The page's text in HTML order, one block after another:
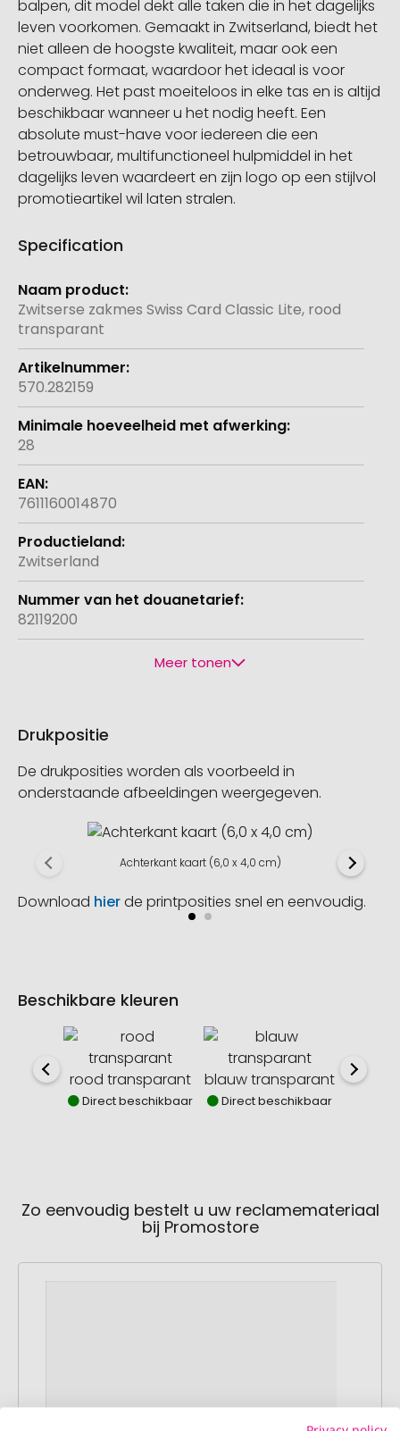
balpen, dit model dekt alle taken die in het dagelijks
leven voorkomen. Gemaakt in Zwitserland, biedt het
niet alleen de hoogste kwaliteit, maar ook een
compact formaat, waardoor het ideaal is voor
onderweg. Het past moeiteloos in elke tas en is altijd
beschikbaar wanneer u het nodig heeft. Een
absolute must-have voor iedereen die een
betrouwbaar, multifunctioneel hulpmiddel in het
dagelijks leven waardeert en zijn logo op een stijlvol
promotieartikel wil laten stralen.
Specification
Meer
informatie
Zwitserse zakmes Swiss Card Classic Lite, rood
transparant
570.282159
28
7611160014870
Zwitserland
82119200
Meer tonen
Drukpositie
De drukposities worden als voorbeeld in
onderstaande afbeeldingen weergegeven.
Achterkant kaart (6,0 x 4,0 cm)
Download hierde printposities snel en eenvoudig.
Beschikbare kleuren
rood transparant
Direct beschikbaar
blauw transparant
Direct beschikbaar
zwart
Zo eenvoudig bestelt u uw reclamemateriaal
bij Promostore